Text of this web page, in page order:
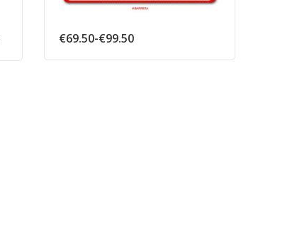
€69.50-€99.50Prijsklasse: